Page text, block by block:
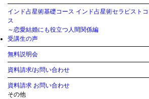
インド占星術基礎コース インド占星術セラピスト
ス
～恋愛結婚にも役立つ人間関係編
受講生の声
無料説明会
資料請求/お問い合わせ
資料請求 お問い合わせ
その他